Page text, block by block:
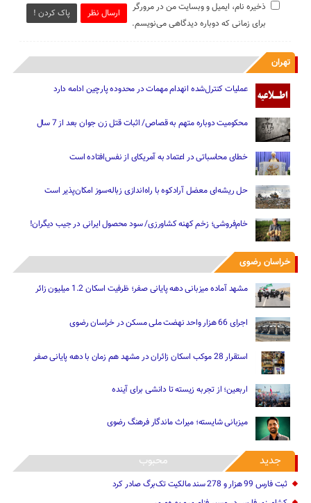
ارسال نظر پاک کردن !
ذخیره نام، ایمیل و وبسایت من در مرورگر
برای زمانی که دوباره دیدگاهی می‌نویسم.
تهران
عملیات کنترل‌شده انهدام مهمات در محدوده پارچین ادامه دارد
محکومیت دوباره متهم به قصاص/ اثبات قتل زن جوان بعد از 7 سال
خطای محاسباتی در اعتماد به آمریکای از نفس‌افتاده است
حل ریشه‌ای معضل آرادکوه با راه‌اندازی زباله‌سوز امکان‌پذیر است
خام‌فروشی؛ زخم کهنه کشاورزی/ سود محصول ایرانی در جیب دیگران!
خراسان رضوی
مشهد آماده میزبانی دهه پایانی صفر؛ ظرفیت اسکان 1.2 میلیون زائر
اجرای 66 هزار واحد نهضت ملی مسکن در خراسان رضوی
استقرار 28 موکب اسکان زائران در مشهد هم زمان با دهه پایانی صفر
اربعین؛ از تجربه زیسته تا دانشی برای آینده
میزبانی شایسته؛ میراث ماندگار فرهنگ رضوی
جدید محبوب
ثبت فارس 99 هزار و 278 سند مالکیت تک‌برگ صادر کرد